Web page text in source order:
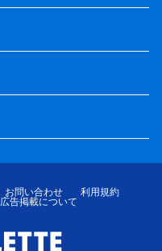
お問い合わせ
利用規約
広告掲載について